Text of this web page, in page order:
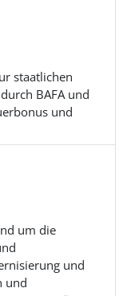
staatlichen
BAFA und
und
um die
und
und